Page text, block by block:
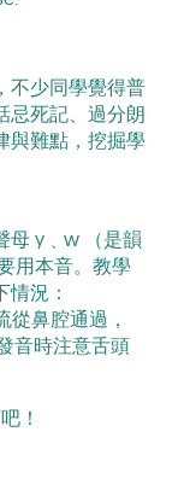
不少同學覺得普
忌死記、過分朗
與難點，挖掘學
母 y﹑w （是韻
用本音。教學
況：
鼻腔通過，
音時注意舌頭
！